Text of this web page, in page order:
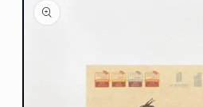
información